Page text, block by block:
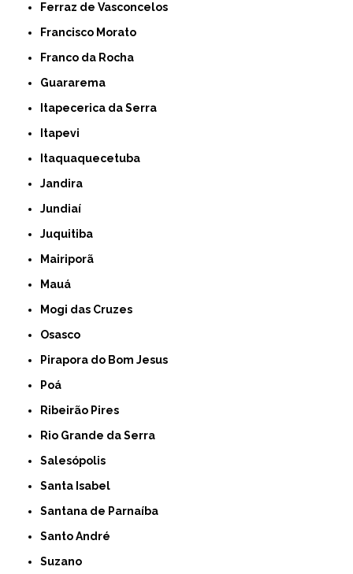
Ferraz de Vasconcelos
Francisco Morato
Franco da Rocha
Guararema
Itapecerica da Serra
Itapevi
Itaquaquecetuba
Jandira
Jundiaí
Juquitiba
Mairiporã
Mauá
Mogi das Cruzes
Osasco
Pirapora do Bom Jesus
Poá
Ribeirão Pires
Rio Grande da Serra
Salesópolis
Santa Isabel
Santana de Parnaíba
Santo André
Suzano